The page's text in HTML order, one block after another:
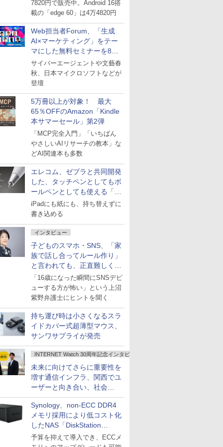
7820円で販売中。Android 16搭
載の「edge 60」は4万4820円
Web担当者Forum、「生成
AI×マーケティング」をテー
マにした無料セミナーを8月
27日にオンライン開催
サイバーエージェントや文藝春
秋、日本マイクロソフトなどが
登壇
5万冊以上が対象！ 最大
65％OFFのAmazon「Kindle
本サマーセール」第2弾
「MCP完全入門」「いちばん
やさしいAIリサーチの教本」な
どAI関連本も多数
エレコム、ゼブラと共同開発
した、タッチペンとしてもボ
ールペンとしても使える「ス
タイラスツーウェイ」発売
iPadにも紙にも、持ち替えずに
書き込める
インタビュー
子どものスマホ・SNS、「家
族で話し合ってルール作り」
と言われても、正直難しくな
いですか？
「16歳になった瞬間にSNSデビ
ューする方が怖い」という上沼
紫野弁護士にヒントを聞く
持ち運び時は小さくなるスラ
イドカバー式超薄型マウス、
サンワサプライが発売
INTERNET Watch 30周年記念インタビュー
未来に向けてさらに重要性を
増す通信インフラ、関西でユ
ーザーと向き合い、社会
の“あたらしい”を起動し続け
る～オプテージ
Synology、non-ECC DDR4
メモリ採用により低コスト化
したNAS「DiskStation
neo+」シリーズ
予算を抑えて導入でき、ECCメ